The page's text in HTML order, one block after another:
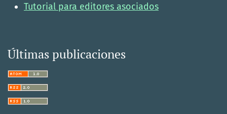
Tutorial para editores asociados
Últimas publicaciones